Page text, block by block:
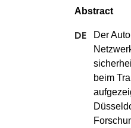
Der
beim